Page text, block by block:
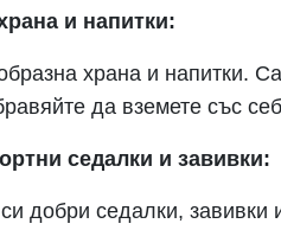
и напитки:
храна и напитки.
да вземете със
седалки и завивки:
добри седалки, завивки